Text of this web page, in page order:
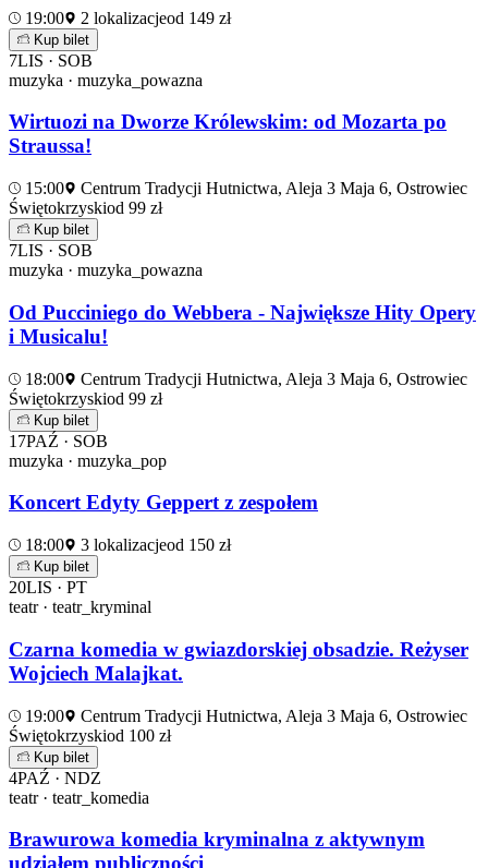
19:00 2 lokalizacjeod 149 zł
Kup bilet
7LIS · SOB
muzyka · muzyka_powazna
Wirtuozi na Dworze Królewskim: od Mozarta po
Straussa!
15:00
Centrum Tradycji Hutnictwa, Aleja 3 Maja 6, Ostrowiec
Świętokrzyskiod 99 zł
Kup bilet
7LIS · SOB
muzyka · muzyka_powazna
Od Pucciniego do Webbera - Największe Hity Opery
i Musicalu!
18:00
Centrum Tradycji Hutnictwa, Aleja 3 Maja 6, Ostrowiec
Świętokrzyskiod 99 zł
Kup bilet
17PAŹ · SOB
muzyka · muzyka_pop
Koncert Edyty Geppert z zespołem
18:00 3 lokalizacjeod 150 zł
Kup bilet
20LIS · PT
teatr · teatr_kryminal
Czarna komedia w gwiazdorskiej obsadzie. Reżyser
Wojciech Malajkat.
19:00
Centrum Tradycji Hutnictwa, Aleja 3 Maja 6, Ostrowiec
Świętokrzyskiod 100 zł
Kup bilet
4PAŹ · NDZ
teatr · teatr_komedia
Brawurowa komedia kryminalna z aktywnym
udziałem publiczności